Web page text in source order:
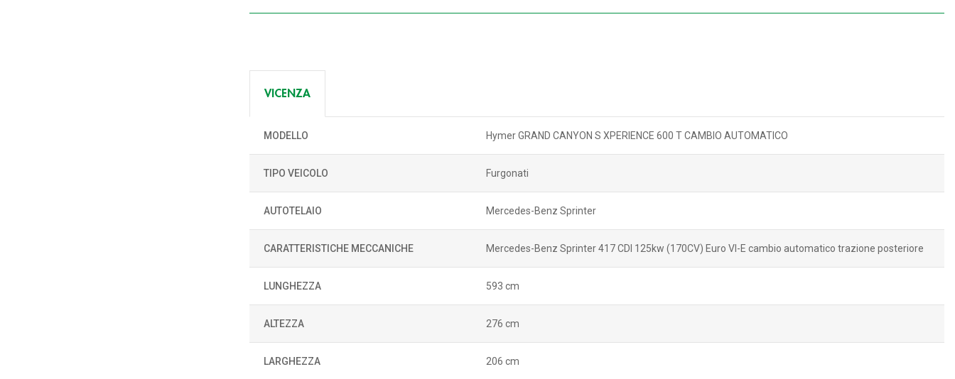
VICENZA
MODELLO Hymer GRAND CANYON S XPERIENCE 600 T CAMBIO AUTOMATICO
TIPO VEICOLO Furgonati
AUTOTELAIO Mercedes-Benz Sprinter
CARATTERISTICHE MECCANICHE Mercedes-Benz Sprinter 417 CDI 125kw (170CV) Euro VI-E cambio automatico trazione posteriore
LUNGHEZZA 593 cm
ALTEZZA 276 cm
LARGHEZZA 206 cm